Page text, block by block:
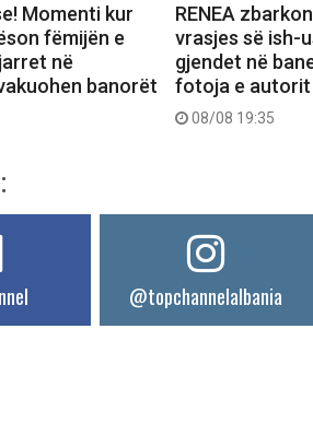
Momenti kur
fëmijën e
në
banorët
RENEA
vrasjes së ish-
gjendet në
fotoja e autorit
08/08 19:35
@topchannelalbania